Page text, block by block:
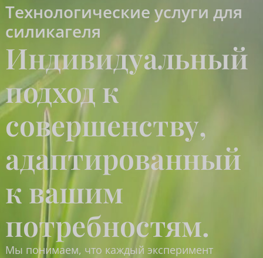
Технологические услуги для
силикагеля
Индивидуальный
подход к
совершенству,
адаптированный
к вашим
потребностям.
Мы понимаем, что каждый эксперимент